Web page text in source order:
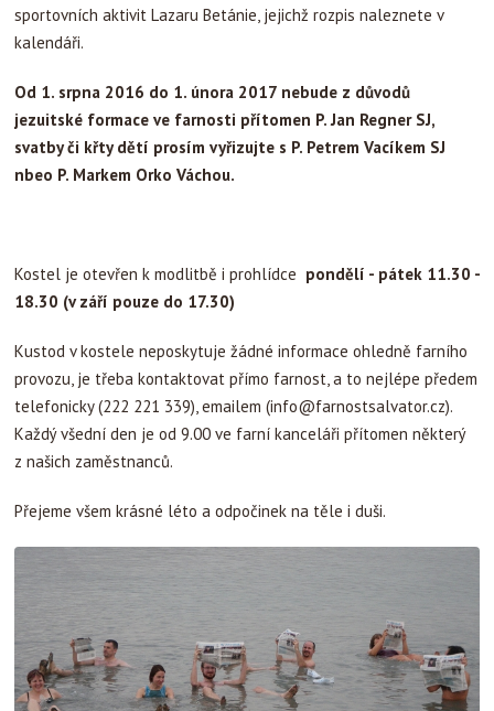
sportovních aktivit Lazaru Betánie, jejichž rozpis naleznete v
kalendáři.
Od 1. srpna 2016 do 1. února 2017 nebude z důvodů
jezuitské formace ve farnosti přítomen P. Jan Regner SJ,
svatby či křty dětí prosím vyřizujte s P. Petrem Vacíkem SJ
nbeo P. Markem Orko Váchou.
Kostel je otevřen k modlitbě i prohlídce pondělí - pátek 11.30 -
18.30 (v září pouze do 17.30)
Kustod v kostele neposkytuje žádné informace ohledně farního
provozu, je třeba kontaktovat přímo farnost, a to nejlépe předem
telefonicky (222 221 339), emailem (info@farnostsalvator.cz).
Každý všední den je od 9.00 ve farní kanceláři přítomen některý
z našich zaměstnanců.
Přejeme všem krásné léto a odpočinek na těle i duši.